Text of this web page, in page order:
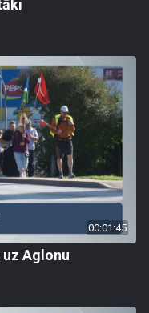
00:01:45
Aglonu